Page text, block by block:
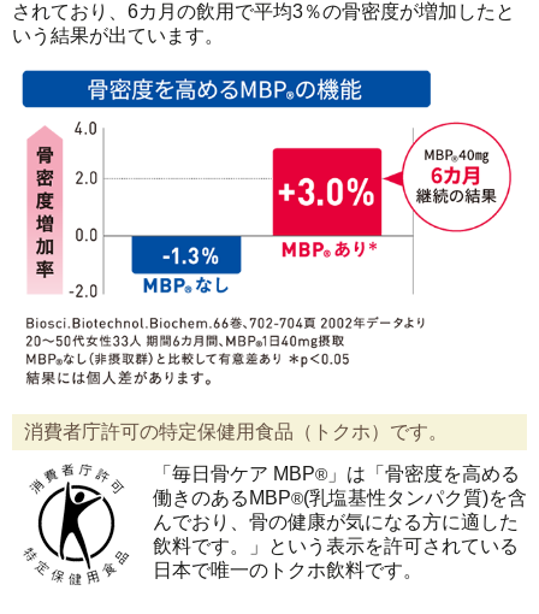
されており、6カ月の飲用で平均3％の骨密度が増加したと
いう結果が出ています。
消費者庁許可の特定保健用食品（トクホ）です。
「毎日骨ケア MBP® 」は「骨密度を高める
働きのあるMBP®(乳塩基性タンパク質)を含
んでおり、骨の健康が気になる方に適した
飲料です。」という表示を許可されている
日本で唯一のトクホ飲料です。